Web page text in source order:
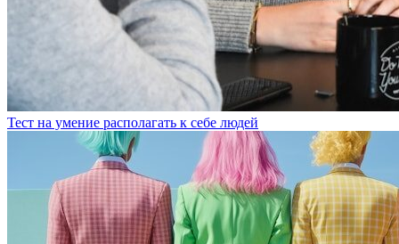
Тест на умение располагать к себе людей